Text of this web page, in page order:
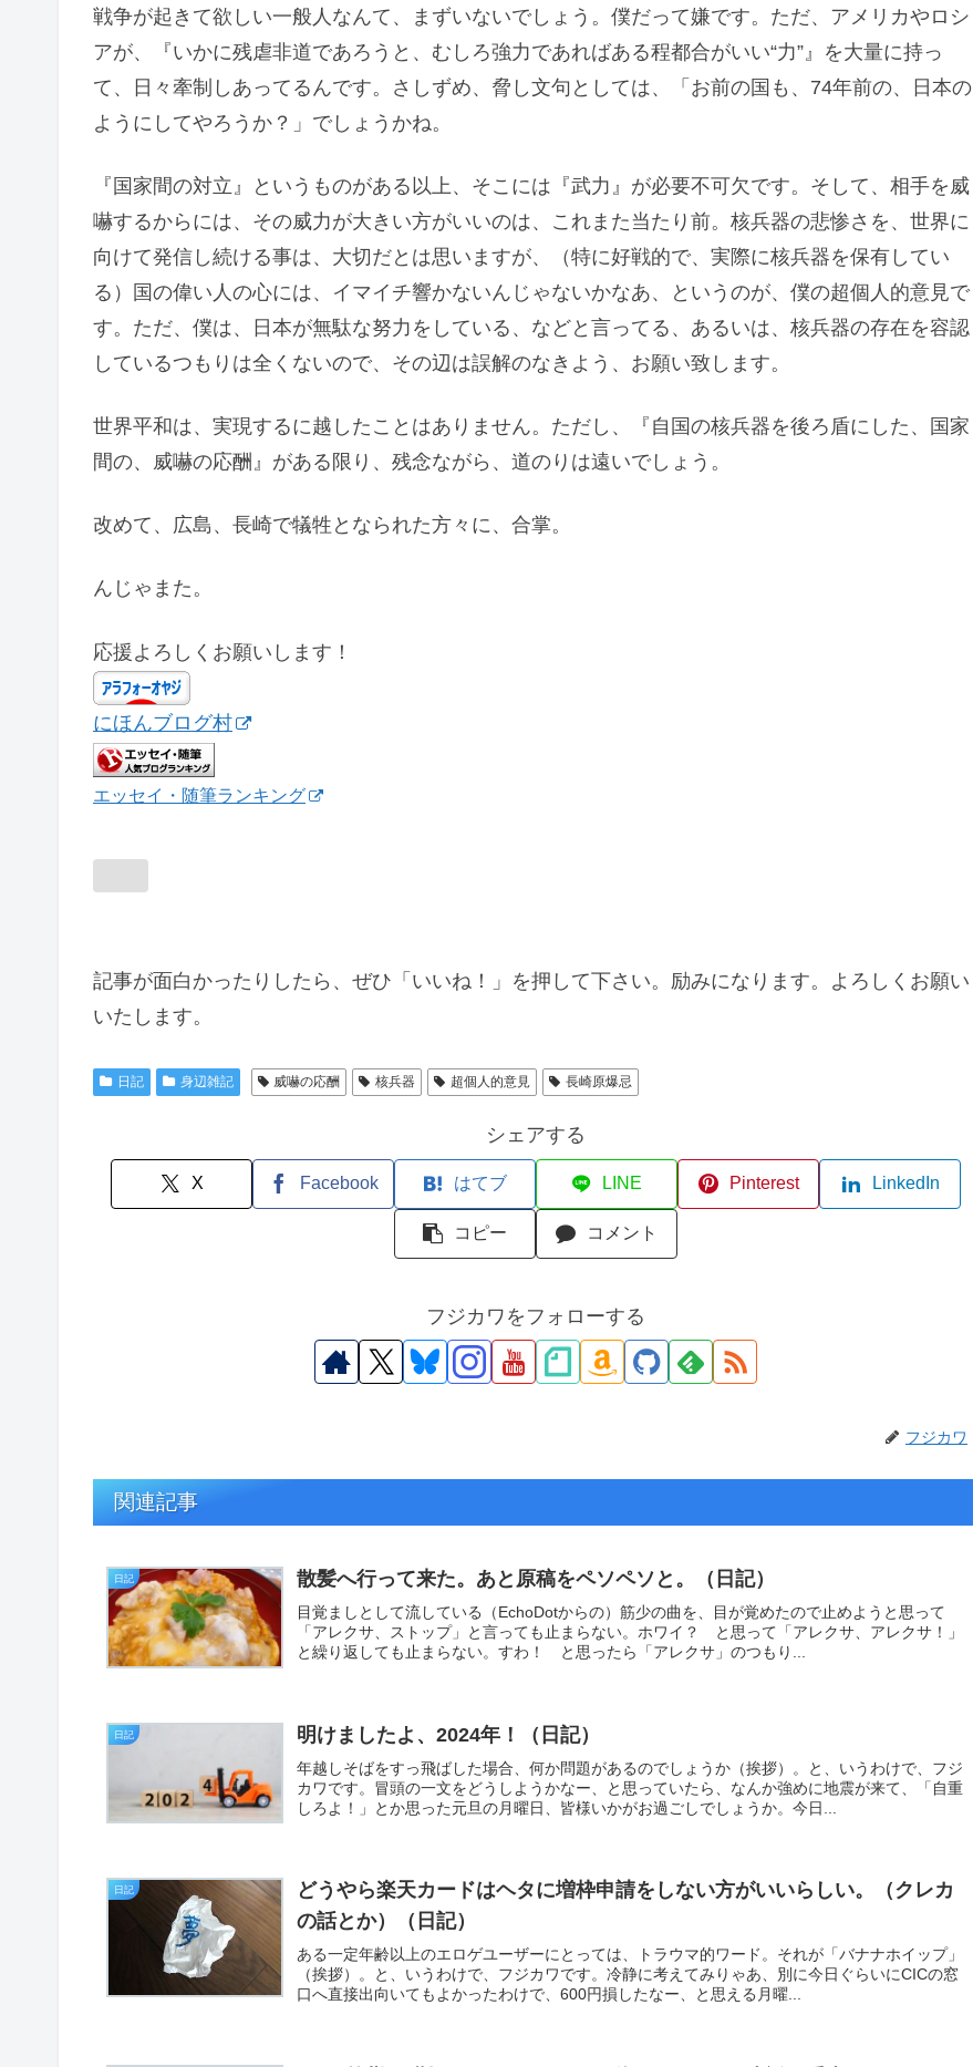
戦争が起きて欲しい一般人なんて、まずいないでしょう。僕だって嫌です。ただ、アメリカやロシ
アが、『いかに残虐非道であろうと、むしろ強力であればある程都合がいい“力”』を大量に持っ
て、日々牽制しあってるんです。さしずめ、脅し文句としては、「お前の国も、74年前の、日本の
ようにしてやろうか？」でしょうかね。
『国家間の対立』というものがある以上、そこには『武力』が必要不可欠です。そして、相手を威
嚇するからには、その威力が大きい方がいいのは、これまた当たり前。核兵器の悲惨さを、世界に
向けて発信し続ける事は、大切だとは思いますが、（特に好戦的で、実際に核兵器を保有してい
る）国の偉い人の心には、イマイチ響かないんじゃないかなあ、というのが、僕の超個人的意見で
す。ただ、僕は、日本が無駄な努力をしている、などと言ってる、あるいは、核兵器の存在を容認
しているつもりは全くないので、その辺は誤解のなきよう、お願い致します。
世界平和は、実現するに越したことはありません。ただし、『自国の核兵器を後ろ盾にした、国家
間の、威嚇の応酬』がある限り、残念ながら、道のりは遠いでしょう。
改めて、広島、長崎で犠牲となられた方々に、合掌。
んじゃまた。
応援よろしくお願いします！
にほんブログ村
エッセイ・随筆ランキング
記事が面白かったりしたら、ぜひ「いいね！」を押して下さい。励みになります。よろしくお願い
いたします。
日記 身辺雑記 威嚇の応酬 核兵器 超個人的意見 長崎原爆忌
シェアする
X Facebook はてブ LINE Pinterest LinkedIn
コピー コメント
フジカワをフォローする
フジカワ
関連記事
日記 散髪へ行って来た。あと原稿をペソペソと。（日記）
目覚ましとして流している（EchoDotからの）筋少の曲を、目が覚めたので止めようと思って
「アレクサ、ストップ」と言っても止まらない。ホワイ？ と思って「アレクサ、アレクサ！」
と繰り返しても止まらない。すわ！ と思ったら「アレクサ」のつもり...
日記 明けましたよ、2024年！（日記）
年越しそばをすっ飛ばした場合、何か問題があるのでしょうか（挨拶）。と、いうわけで、フジ
カワです。冒頭の一文をどうしようかなー、と思っていたら、なんか強めに地震が来て、「自重
しろよ！」とか思った元旦の月曜日、皆様いかがお過ごしでしょうか。今日...
日記
どうやら楽天カードはヘタに増枠申請をしない方がいいらしい。（クレカ
の話とか）（日記）
ある一定年齢以上のエロゲユーザーにとっては、トラウマ的ワード。それが「バナナホイップ」
（挨拶）。と、いうわけで、フジカワです。冷静に考えてみりゃあ、別に今日ぐらいにCICの窓
口へ直接出向いてもよかったわけで、600円損したなー、と思える月曜...